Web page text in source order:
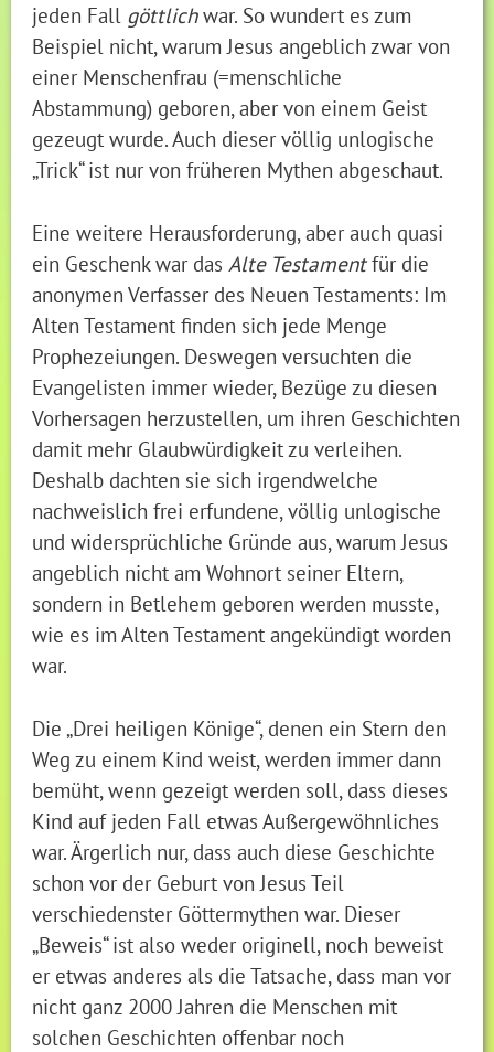
jeden Fall göttlichwar. So wundert es zum
Beispiel nicht, warum Jesus angeblich zwar von
einer Menschenfrau (=menschliche
Abstammung) geboren, aber von einem Geist
gezeugt wurde. Auch dieser völlig unlogische
„Trick“ ist nur von früheren Mythen abgeschaut.
Eine weitere Herausforderung, aber auch quasi
ein Geschenk war dasAlte Testamentfür die
anonymen Verfasser des Neuen Testaments: Im
Alten Testament finden sich jede Menge
Prophezeiungen. Deswegen versuchten die
Evangelisten immer wieder, Bezüge zu diesen
Vorhersagen herzustellen, um ihren Geschichten
damit mehr Glaubwürdigkeit zu verleihen.
Deshalb dachten sie sich irgendwelche
nachweislich frei erfundene, völlig unlogische
und widersprüchliche Gründe aus, warum Jesus
angeblich nicht am Wohnort seiner Eltern,
sondern in Betlehem geboren werden musste,
wie es im Alten Testament angekündigt worden
war.
Die „Drei heiligen Könige“, denen ein Stern den
Weg zu einem Kind weist, werden immer dann
bemüht, wenn gezeigt werden soll, dass dieses
Kind auf jeden Fall etwas Außergewöhnliches
war. Ärgerlich nur, dass auch diese Geschichte
schon vor der Geburt von Jesus Teil
verschiedenster Göttermythen war. Dieser
„Beweis“ ist also weder originell, noch beweist
er etwas anderes als die Tatsache, dass man vor
nicht ganz 2000 Jahren die Menschen mit
solchen Geschichten offenbar noch